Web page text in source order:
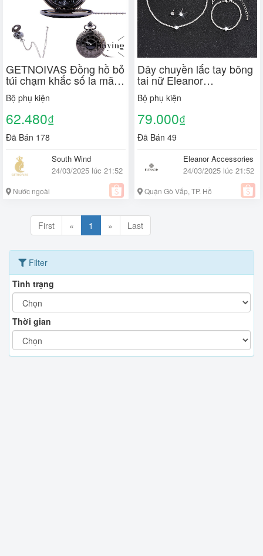
GETNOIVAS Đồng hồ bỏ
túi chạm khắc số la mã
phong cách vintage
Bộ phụ kiện
62.480₫
Đã Bán 178
South Wind
24/03/2025 lúc 21:52
Nước ngoài
Dây chuyền lắc tay bông
tai nữ Eleanor
Accessories bộ trang sức
đính đá phụ kiện trang
sức 8958
Bộ phụ kiện
79.000₫
Đã Bán 49
Eleanor Accessories
24/03/2025 lúc 21:52
Quận Gò Vấp, TP. Hồ
First « 1 » Last
Filter
Tình trạng
Thời gian